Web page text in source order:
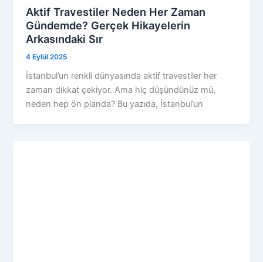
Aktif Travestiler Neden Her Zaman
Gündemde? Gerçek Hikayelerin
Arkasındaki Sır
4 Eylül 2025
İstanbul’un renkli dünyasında aktif travestiler her
zaman dikkat çekiyor. Ama hiç düşündünüz mü,
neden hep ön planda? Bu yazıda, İstanbul’un